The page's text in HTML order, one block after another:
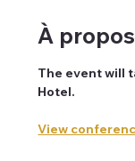
À
The event will
Hotel.
View